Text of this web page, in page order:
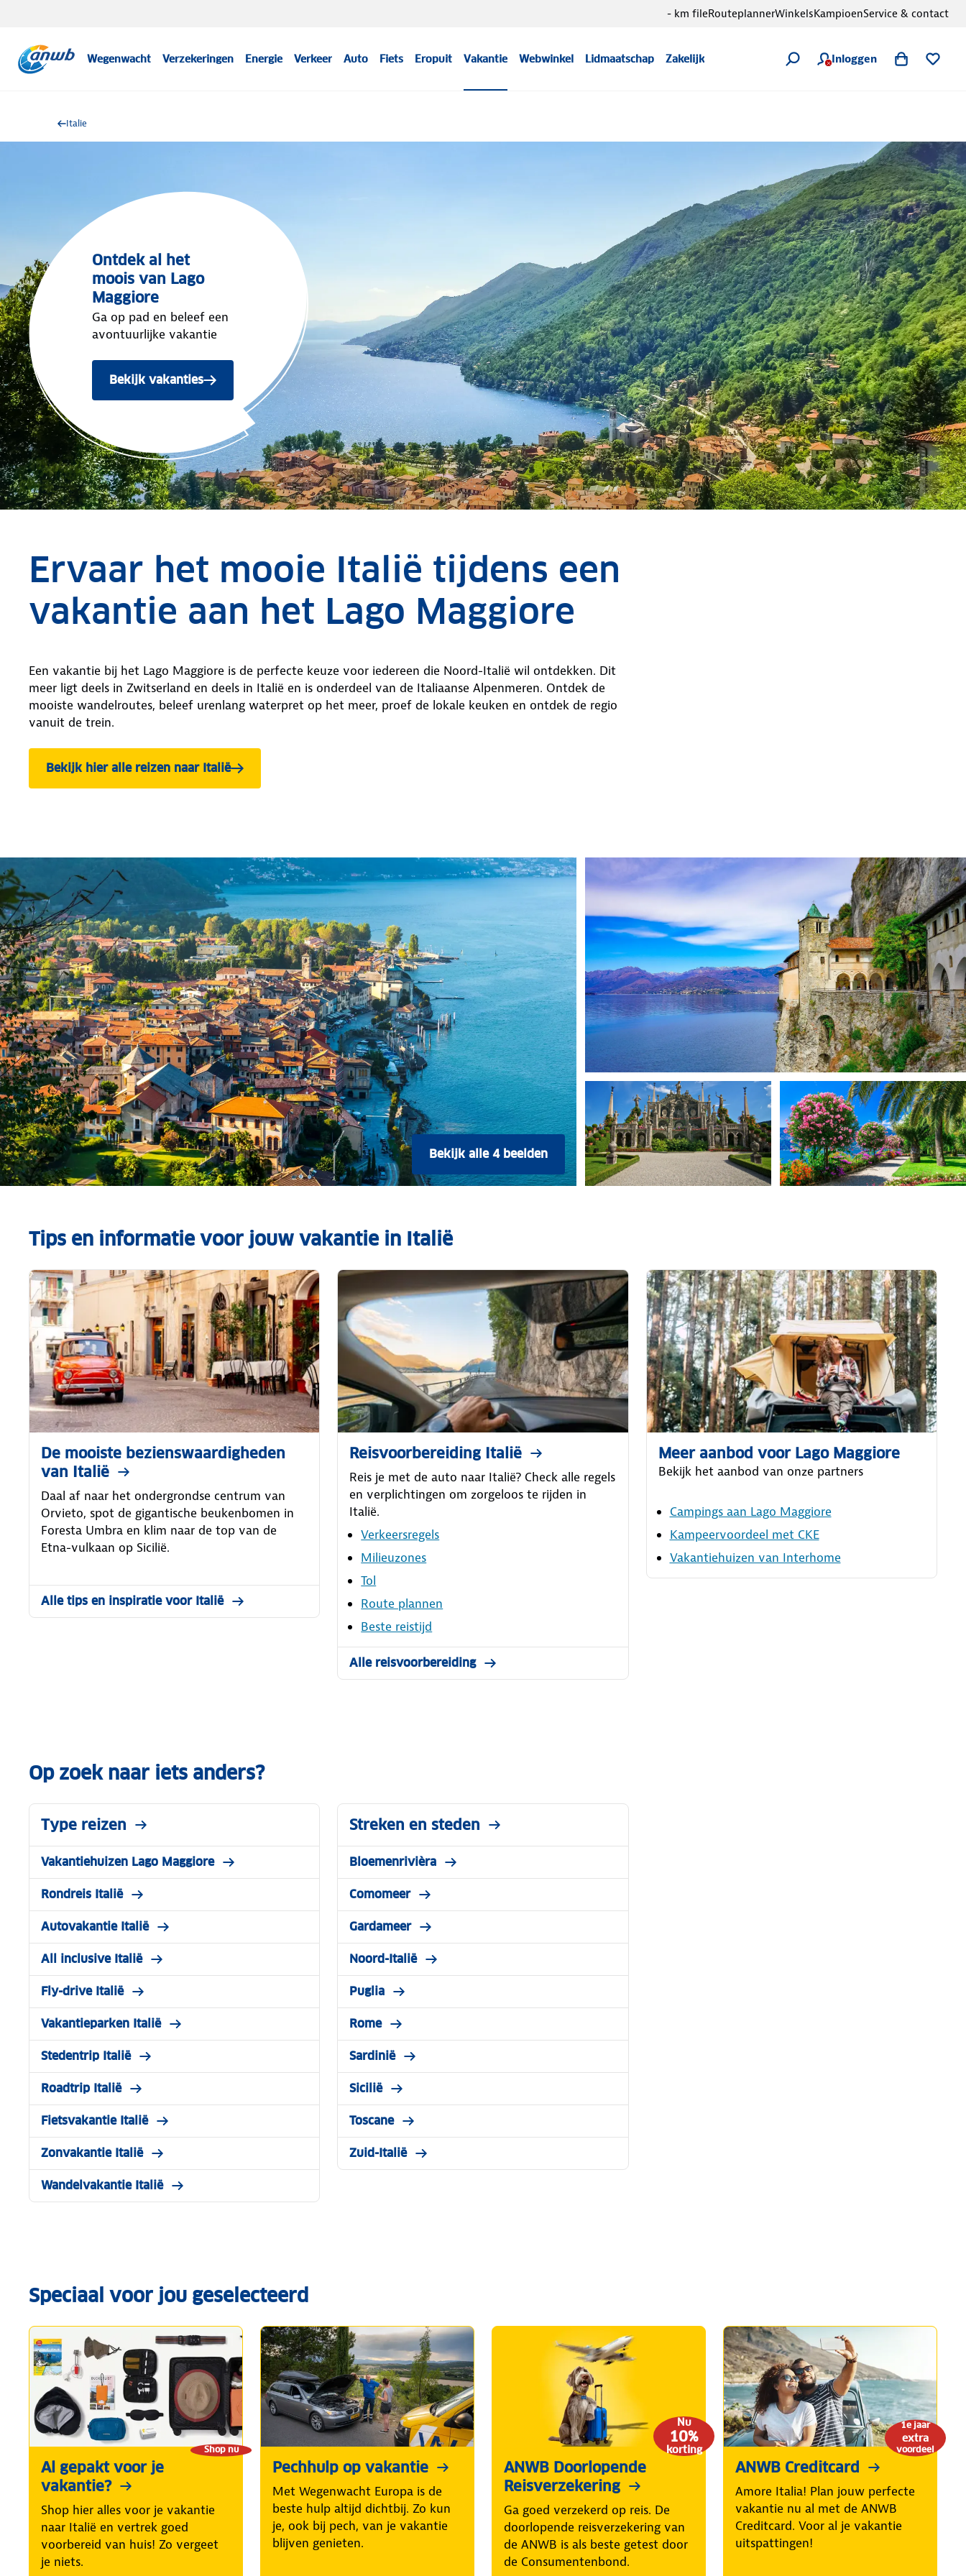
Wegenwacht Verzekeringen Energie Verkeer Auto Fiets Eropuit Vakantie Webwinkel Lidmaatschap Zakelijk Inloggen
- km fileRouteplannerWinkelsKampioenService & contact
Italie
Ontdek al het
moois van Lago
Maggiore
Ga op pad en beleef een
avontuurlijke vakantie
Bekijk vakanties
Ervaar het mooie Italië tijdens een
vakantie aan het Lago Maggiore
Een vakantie bij het Lago Maggiore is de perfecte keuze voor iedereen die Noord-Italië wil ontdekken. Dit
meer ligt deels in Zwitserland en deels in Italië en is onderdeel van de Italiaanse Alpenmeren. Ontdek de
mooiste wandelroutes, beleef urenlang waterpret op het meer, proef de lokale keuken en ontdek de regio
vanuit de trein.
Bekijk hier alle reizen naar Italië
Bekijk alle 4 beelden
Tips en informatie voor jouw vakantie in Italië
De mooiste bezienswaardigheden
van Italië
Daal af naar het ondergrondse centrum van
Orvieto, spot de gigantische beukenbomen in
Foresta Umbra en klim naar de top van de
Etna-vulkaan op Sicilië.
Alle tips en inspiratie voor Italië
Reisvoorbereiding Italië
Reis je met de auto naar Italië? Check alle regels
en verplichtingen om zorgeloos te rijden in
Italië.
Verkeersregels
Milieuzones
Tol
Route plannen
Beste reistijd
Alle reisvoorbereiding
Meer aanbod voor Lago Maggiore
Bekijk het aanbod van onze partners
Campings aan Lago Maggiore
Kampeervoordeel met CKE
Vakantiehuizen van Interhome
Op zoek naar iets anders?
Type reizen
Vakantiehuizen Lago Maggiore
Rondreis Italië
Autovakantie Italië
All inclusive Italië
Fly-drive Italië
Vakantieparken Italië
Stedentrip Italië
Roadtrip Italië
Fietsvakantie Italië
Zonvakantie Italië
Wandelvakantie Italië
Streken en steden
Bloemenrivièra
Comomeer
Gardameer
Noord-Italië
Puglia
Rome
Sardinië
Sicilië
Toscane
Zuid-Italië
Speciaal voor jou geselecteerd
Shop nu
Al gepakt voor je
vakantie?
Shop hier alles voor je vakantie
naar Italië en vertrek goed
voorbereid van huis! Zo vergeet
je niets.
Pechhulp op vakantie
Met Wegenwacht Europa is de
beste hulp altijd dichtbij. Zo kun
je, ook bij pech, van je vakantie
blijven genieten.
Nu
10%
korting
ANWB Doorlopende
Reisverzekering
Ga goed verzekerd op reis. De
doorlopende reisverzekering van
de ANWB is als beste getest door
de Consumentenbond.
1e jaar
extra
voordeel
ANWB Creditcard
Amore Italia! Plan jouw perfecte
vakantie nu al met de ANWB
Creditcard. Voor al je vakantie
uitspattingen!